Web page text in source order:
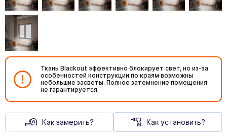
Ткань Blackout эффективно блокирует свет, но из-за
особенностей конструкции по краям возможны
небольшие засветы. Полное затемнение помещения
не гарантируется.
Как замерить? Как установить?